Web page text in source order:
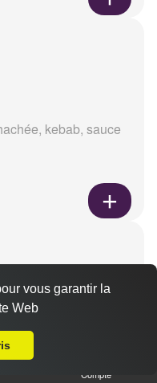
kebab, sauce
hachée,
Compte
vous garantir la
Web